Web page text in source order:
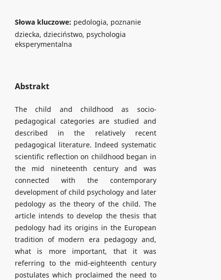
Słowa kluczowe: pedologia, poznanie
dziecka, dzieciństwo, psychologia
eksperymentalna
Abstrakt
The child and childhood as socio-
pedagogical categories are studied and
described in the relatively recent
pedagogical literature. Indeed systematic
scientific reflection on childhood began in
the mid nineteenth century and was
connected with the contemporary
development of child psychology and later
pedology as the theory of the child. The
article intends to develop the thesis that
pedology had its origins in the European
tradition of modern era pedagogy and,
what is more important, that it was
referring to the mid-eighteenth century
postulates which proclaimed the need to